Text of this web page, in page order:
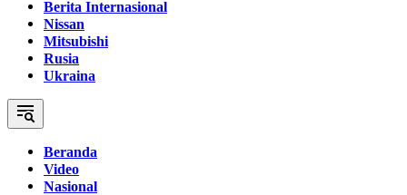
Berita Internasional
Nissan
Mitsubishi
Rusia
Ukraina
Beranda
Video
Nasional